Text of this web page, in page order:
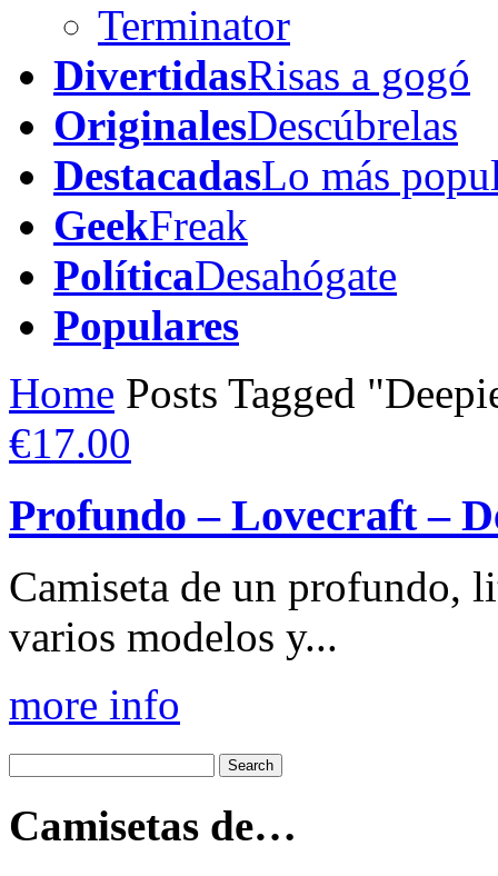
Terminator
DivertidasRisas a gogó
OriginalesDescúbrelas
DestacadasLo más
GeekFreak
PolíticaDesahógate
Populares
Home Posts Tagged
€17.00
Profundo – Lovecraft –
Camiseta de un profundo,
varios modelos y...
more info
Camisetas de…